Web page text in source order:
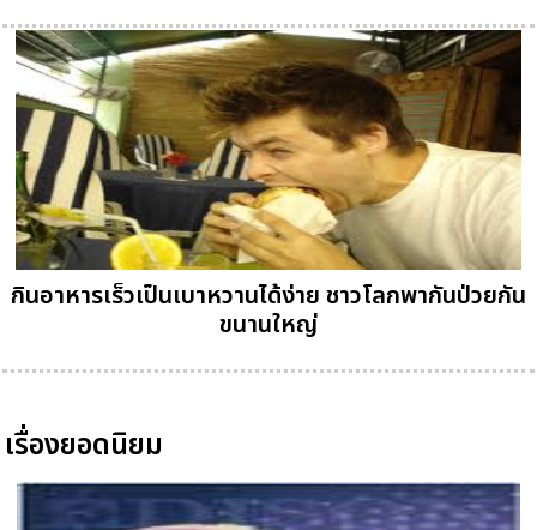
กินอาหารเร็วเป็นเบาหวานได้ง่าย ชาวโลกพากันป่วยกัน
ขนานใหญ่
เรื่องยอดนิยม